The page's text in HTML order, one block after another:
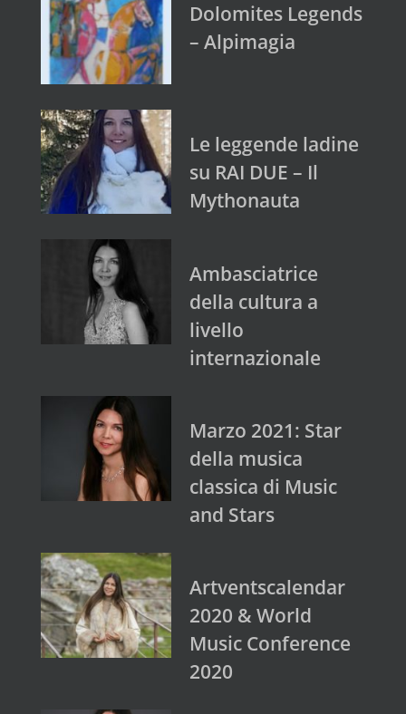
Dolomites Legends
– Alpimagia
Le leggende ladine
su RAI DUE – Il
Mythonauta
Ambasciatrice
della cultura a
livello
internazionale
Marzo 2021: Star
della musica
classica di Music
and Stars
Artventscalendar
2020 & World
Music Conference
2020